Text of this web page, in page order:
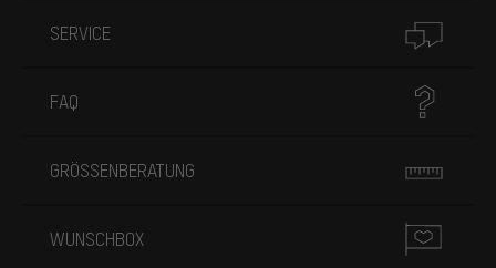
SERVICE
FAQ
GRÖSSENBERATUNG
WUNSCHBOX